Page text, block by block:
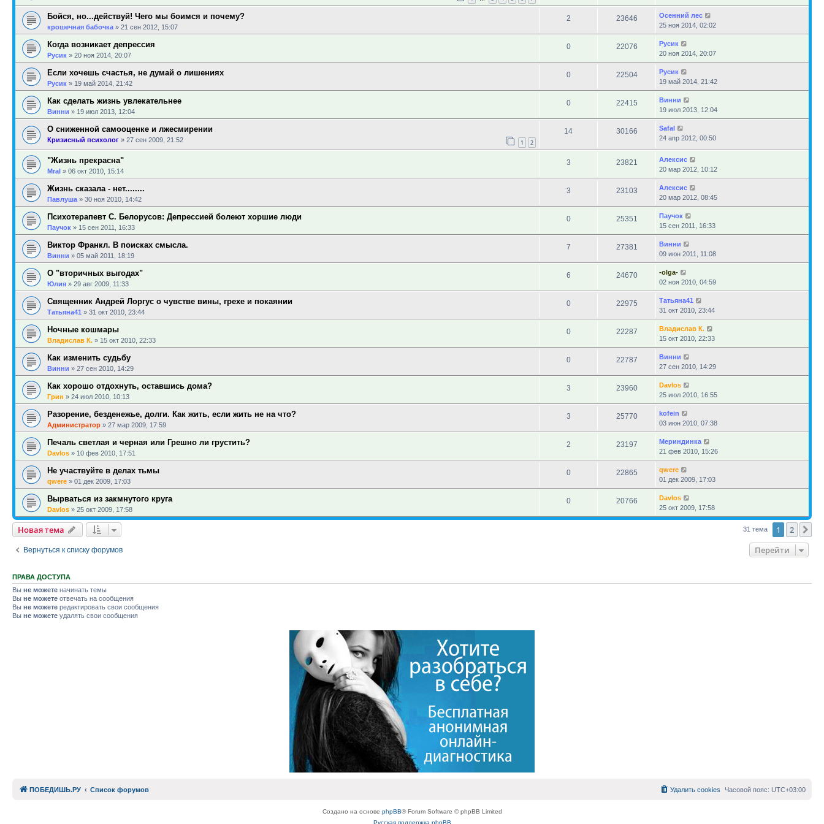
Бойся, но...действуй! Чего мы боимся и почему?
крошечная бабочка » 21 сен 2012, 15:07
2 23646
Осенний лес
25 ноя 2014, 02:02
Когда возникает депрессия
Русик » 20 ноя 2014, 20:07
0 22076
Русик
20 ноя 2014, 20:07
Если хочешь счастья, не думай о лишениях
Русик » 19 май 2014, 21:42
0 22504
Русик
19 май 2014, 21:42
Как сделать жизнь увлекательнее
Винни » 19 июл 2013, 12:04
0 22415
Винни
19 июл 2013, 12:04
О сниженной самооценке и лжесмирении
Кризисный психолог » 27 сен 2009, 21:52 1 2
14 30166
Safal
24 апр 2012, 00:50
"Жизнь прекрасна"
Mral » 06 окт 2010, 15:14
3 23821
Алексис
20 мар 2012, 10:12
Жизнь сказала - нет........
Павлуша » 30 ноя 2010, 14:42
3 23103
Алексис
20 мар 2012, 08:45
Психотерапевт С. Белорусов: Депрессией болеют хоршие люди
Паучок » 15 сен 2011, 16:33
0 25351
Паучок
15 сен 2011, 16:33
Виктор Франкл. В поисках смысла.
Винни » 05 май 2011, 18:19
7 27381
Винни
09 июн 2011, 11:08
О "вторичных выгодах"
Юлия » 29 авг 2009, 11:33
6 24670
-olga-
02 ноя 2010, 04:59
Священник Андрей Лоргус о чувстве вины, грехе и покаянии
Татьяна41 » 31 окт 2010, 23:44
0 22975
Татьяна41
31 окт 2010, 23:44
Ночные кошмары
Владислав К. » 15 окт 2010, 22:33
0 22287
Владислав К.
15 окт 2010, 22:33
Как изменить судьбу
Винни » 27 сен 2010, 14:29
0 22787
Винни
27 сен 2010, 14:29
Как хорошо отдохнуть, оставшись дома?
Грин » 24 июл 2010, 10:13
3 23960
Davlos
25 июл 2010, 16:55
Разорение, безденежье, долги. Как жить, если жить не на что?
Администратор » 27 мар 2009, 17:59
3 25770
kofein
03 июн 2010, 07:38
Печаль светлая и черная или Грешно ли грустить?
Davlos » 10 фев 2010, 17:51
2 23197
Мериндинка
21 фев 2010, 15:26
Не участвуйте в делах тьмы
qwere » 01 дек 2009, 17:03
0 22865
qwere
01 дек 2009, 17:03
Вырваться из закмнутого круга
Davlos » 25 окт 2009, 17:58
0 20766
Davlos
25 окт 2009, 17:58
Новая тема 31 тема 1 2
Вернуться к списку форумов Перейти
ПРАВА ДОСТУПА
Вы не можете начинать темы
Вы не можете отвечать на сообщения
Вы не можете редактировать свои сообщения
Вы не можете удалять свои сообщения
ПОБЕДИШЬ.РУ Список форумов Часовой пояс: UTC+03:00
Удалить cookies
Создано на основе phpBB® Forum Software © phpBB Limited
Русская поддержка phpBB